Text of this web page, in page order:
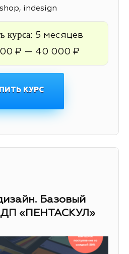
indesign
курса: 5 месяцев
₽ — 40 000 ₽
КУРС
Базовый
«ПЕНТАСКУЛ»